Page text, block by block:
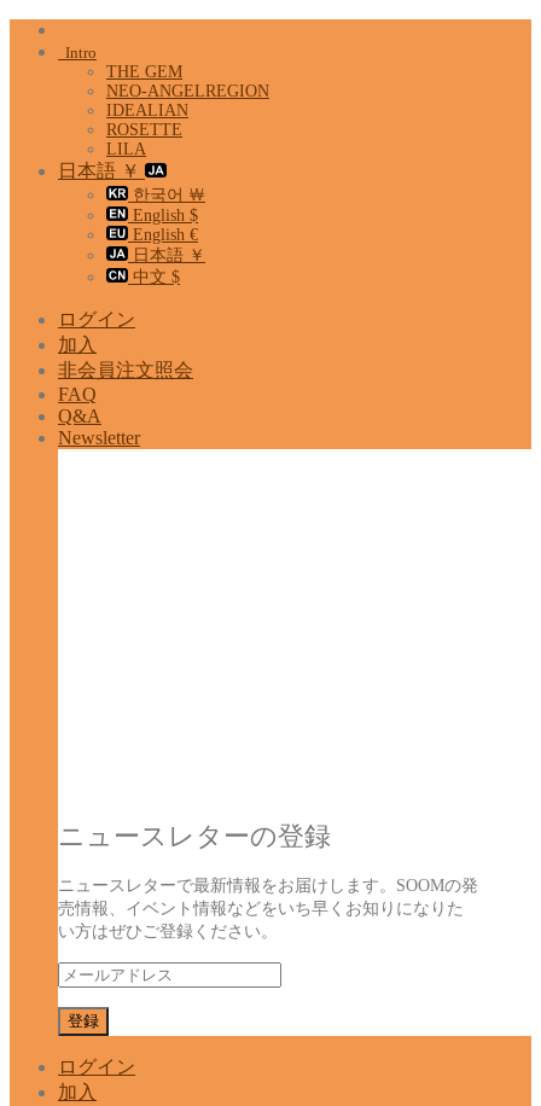
Skip
Intro
THE GEM
NEO-ANGELREGION
IDEALIAN
ROSETTE
LILA
日本語 ￥
한국어 ￦
English $
English €
日本語 ￥
中文 $
ログイン
加入
非会員注文照会
FAQ
Q&A
Newsletter
ニュースレターの登録
ニュースレターで最新情報をお届けします。SOOMの発
売情報、イベント情報などをいち早くお知りになりた
い方はぜひご登録ください。
ログイン
加入